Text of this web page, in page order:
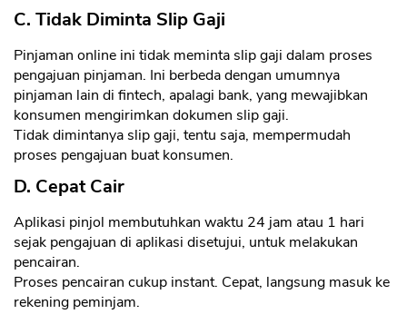
C. Tidak Diminta Slip Gaji
Pinjaman online ini tidak meminta slip gaji dalam proses
pengajuan pinjaman. Ini berbeda dengan umumnya
pinjaman lain di fintech, apalagi bank, yang mewajibkan
konsumen mengirimkan dokumen slip gaji.
Tidak dimintanya slip gaji, tentu saja, mempermudah
proses pengajuan buat konsumen.
D. Cepat Cair
Aplikasi pinjol membutuhkan waktu 24 jam atau 1 hari
sejak pengajuan di aplikasi disetujui, untuk melakukan
pencairan.
Proses pencairan cukup instant. Cepat, langsung masuk ke
rekening peminjam.